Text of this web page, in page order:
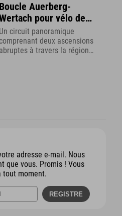
Boucle Auerberg-
pour vélo de
route ou vélo gravel
Un circuit panoramique
deux ascensions
abruptes à travers la région
adresse e-mail. Nous
que vous. Promis ! Vous
tout moment.